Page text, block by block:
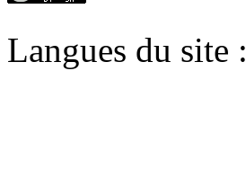
Langues du site :